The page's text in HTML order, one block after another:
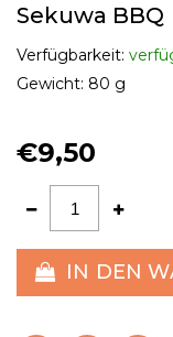
Sekuwa BBQ
Verfügbarkeit:
Gewicht: 80 g
€9,50
IN DEN